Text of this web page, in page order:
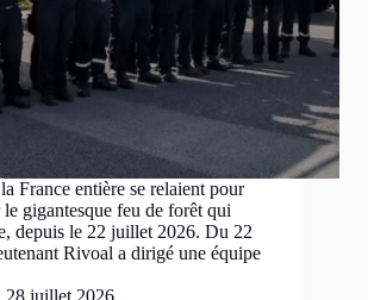
France entière se relaient pour
gigantesque feu de forêt qui
depuis le 22 juillet 2026. Du 22
Rivoal a dirigé une équipe